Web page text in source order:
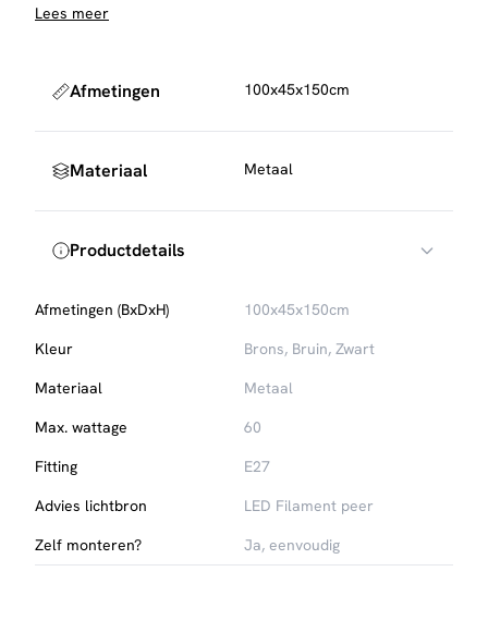
Lees meer
Afmetingen 100x45x150cm
Materiaal Metaal
Productdetails
Afmetingen (BxDxH)
100x45x150cm
Kleur
Brons, Bruin, Zwart
Materiaal
Metaal
Max. wattage
60
Fitting
E27
Advies lichtbron
LED Filament peer
Zelf monteren?
Ja, eenvoudig